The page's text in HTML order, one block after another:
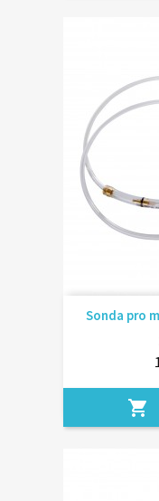
Sonda pro
shopping_cart